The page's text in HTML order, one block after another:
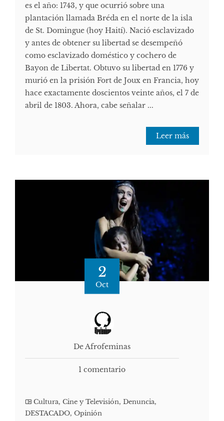
es el año: 1743, y que ocurrió sobre una
plantación llamada Bréda en el norte de la isla
de St. Domingue (hoy Haití). Nació esclavizado
y antes de obtener su libertad se desempeñó
como esclavizado doméstico y cochero de
Bayon de Libertat. Obtuvo su libertad en 1776 y
murió en la prisión Fort de Joux en Francia, hoy
hace exactamente doscientos veinte años, el 7 de
abril de 1803. Ahora, cabe señalar ...
Leer más
2
Oct
De Afrofeminas
1 comentario
Cultura, Cine y Televisión, Denuncia,
DESTACADO, Opinión